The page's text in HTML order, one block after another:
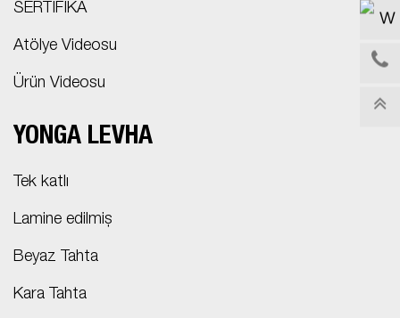
SERTIFIKA
Atölye Videosu
Ürün Videosu
YONGA LEVHA
Tek katlı
Lamine edilmiş
Beyaz Tahta
Kara Tahta